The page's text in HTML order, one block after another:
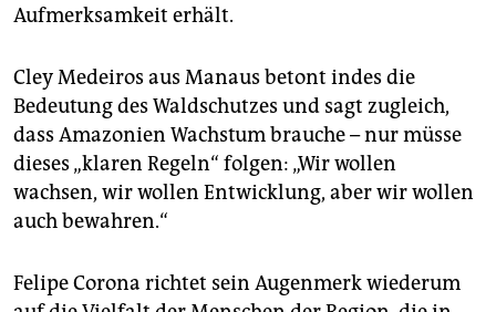
Aufmerksamkeit erhält.
Cley Medeiros aus Manaus betont indes die
Bedeutung des Waldschutzes und sagt zugleich,
dass Amazonien Wachstum brauche – nur müsse
dieses „klaren Regeln“ folgen: „Wir wollen
wachsen, wir wollen Entwicklung, aber wir wollen
auch bewahren.“
Felipe Corona richtet sein Augenmerk wiederum